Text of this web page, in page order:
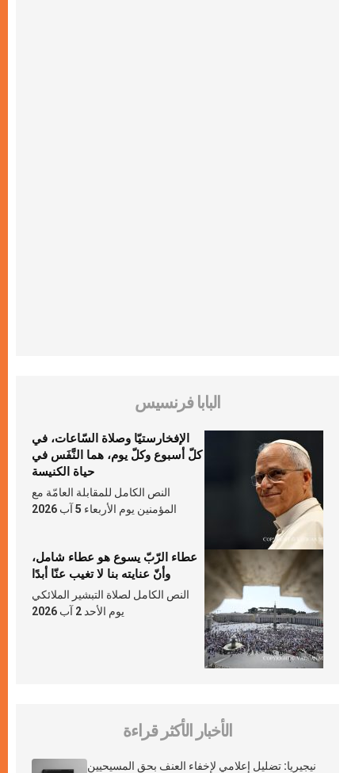
البابا فرنسيس
الإفخارستيّا وصلاة السّاعات، في
كلّ أسبوع وكلّ يوم، هما النَّفَس في
حياة الكنيسة
النص الكامل للمقابلة العامّة مع
المؤمنين يوم الأربعاء 5 آب 2026
عطاء الرّبّ يسوع هو عطاء شامل،
وأنّ عنايته بنا لا تغيب عنّا أبدًا
النص الكامل لصلاة التبشير الملائكي
يوم الأحد 2 آب 2026
الأخبار الأكثر قراءة
نيجيريا: تضليل إعلامي لإخفاء العنف بحق المسيحيين